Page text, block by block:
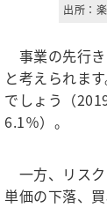
出所：
事業の先行
と考えられま
でしょう（
6.1％）。
一方、リス
単価の下落、